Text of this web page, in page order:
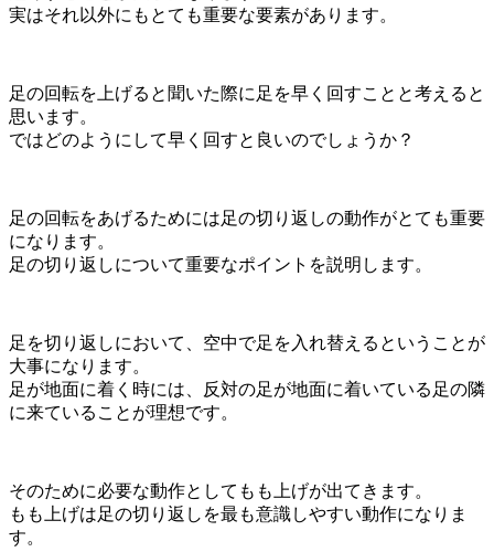
実はそれ以外にもとても重要な要素があります。
足の回転を上げると聞いた際に足を早く回すことと考えると
思います。
ではどのようにして早く回すと良いのでしょうか？
足の回転をあげるためには足の切り返しの動作がとても重要
になります。
足の切り返しについて重要なポイントを説明します。
足を切り返しにおいて、空中で足を入れ替えるということが
大事になります。
足が地面に着く時には、反対の足が地面に着いている足の隣
に来ていることが理想です。
そのために必要な動作としてもも上げが出てきます。
もも上げは足の切り返しを最も意識しやすい動作になりま
す。